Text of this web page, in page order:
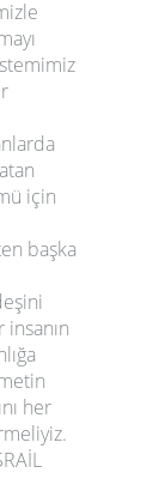
için
başka
her